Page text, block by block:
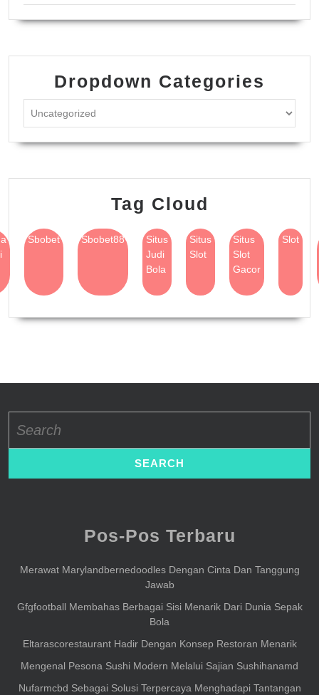
Dropdown Categories
Tag Cloud
Sbobet Sbobet88
Situs
Judi
Bola
Situs
Slot
Situs
Slot
Gacor
Slot
for:
Pos-Pos Terbaru
Merawat Marylandbernedoodles Dengan Cinta Dan Tanggung
Jawab
Gfgfootball Membahas Berbagai Sisi Menarik Dari Dunia Sepak
Bola
Eltarascorestaurant Hadir Dengan Konsep Restoran Menarik
Mengenal Pesona Sushi Modern Melalui Sajian Sushihanamd
Nufarmcbd Sebagai Solusi Terpercaya Menghadapi Tantangan